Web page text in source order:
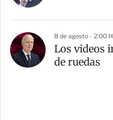
8 de agosto - 2:00
Los videos
de ruedas